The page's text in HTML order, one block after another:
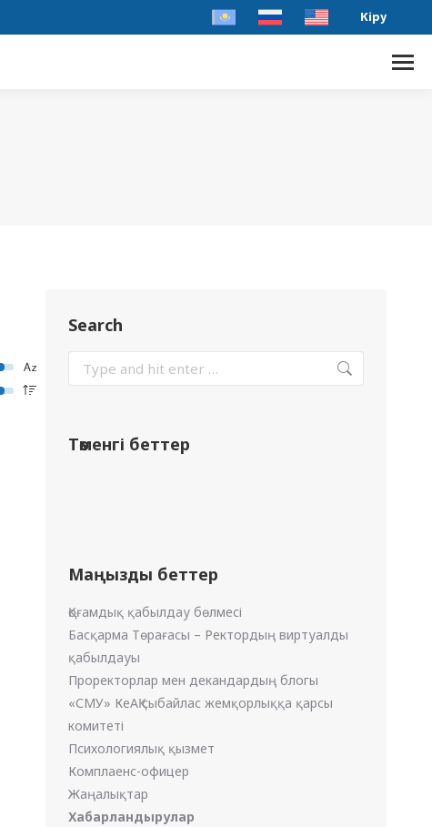
Кіру
Search
Төменгі беттер
Маңызды беттер
Қоғамдық қабылдау бөлмесі
Басқарма Төрағасы – Ректордың виртуалды
қабылдауы
Проректорлар мен декандардың блогы
«СМУ» КеАҚ сыбайлас жемқорлыққа қарсы
комитеті
Психологиялық қызмет
Комплаенс-офицер
Жаңалықтар
Хабарландырулар